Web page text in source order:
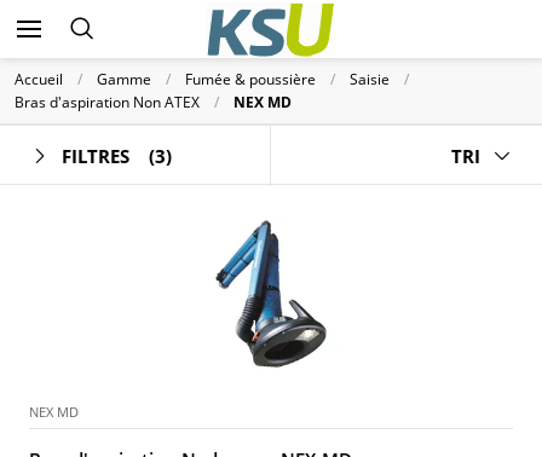
Accueil Gamme Fumée & poussière
Saisie
Bras d'aspiration Non ATEX
NEX MD
FILTRES (3) TRI
NEX MD